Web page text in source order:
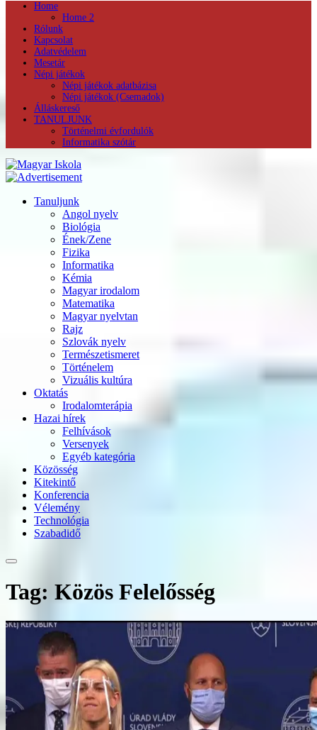
Home
Home 2
Rólunk
Kapcsolat
Adatvédelem
Mesetár
Népi játékok
Népi játékok adatbázisa
Népi játékok (Csemadok)
Álláskereső
TANULJUNK
Történelmi évfordulók
Informatika szótár
Tanuljunk
Angol nyelv
Biológia
Ének/Zene
Fizika
Informatika
Kémia
Magyar irodalom
Matematika
Magyar nyelvtan
Rajz
Szlovák nyelv
Természetismeret
Történelem
Vizuális kultúra
Oktatás
Irodalomterápia
Hazai hírek
Felhívások
Versenyek
Egyéb kategória
Közösség
Kitekintő
Konferencia
Vélemény
Technológia
Szabadidő
Tag: Közös Felelősség